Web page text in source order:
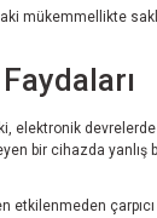
mükemmellikte
elektronik
bir cihazda
etkilenmeden